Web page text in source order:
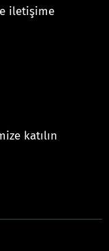
iletişime
katılın